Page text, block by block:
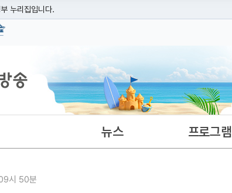
누리집입니다.
소를 사용하고 있다면 아래 URL에서 도메인 주소를 확인해 보세요
뉴스 프로그램
시 50분